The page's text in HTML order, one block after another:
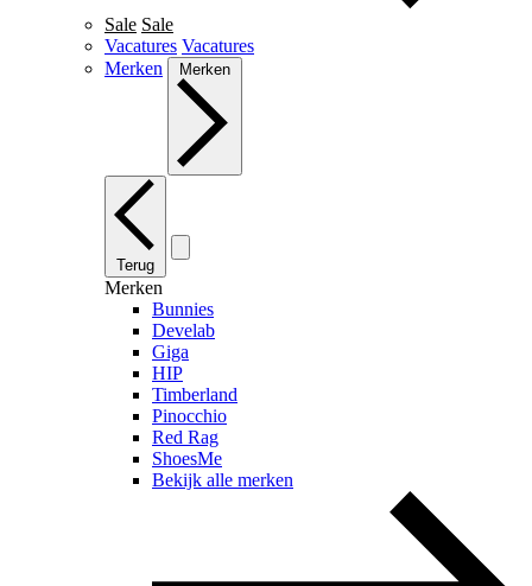
Sale Sale
Vacatures Vacatures
Merken
Merken
Terug
Merken
Bunnies
Develab
Giga
HIP
Timberland
Pinocchio
Red Rag
ShoesMe
Bekijk alle merken